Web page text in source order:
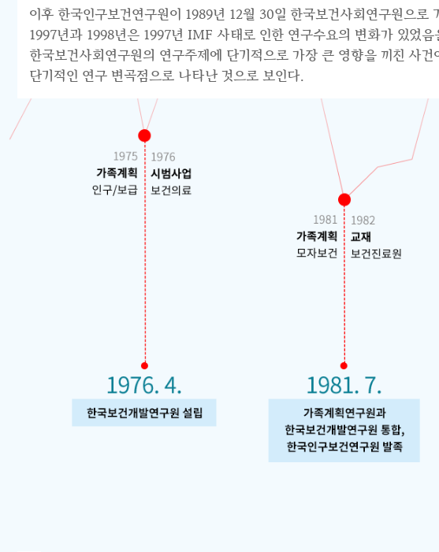
이후 한국인구보건연구원이 1989년 12월 30일 한국보건사회연구원으
1997년과 1998년은 1997년 IMF 사태로 인한 연구수요의 변화가 있었
한국보건사회연구원의 연구주제에 단기적으로 가장 큰 영향을 끼친 사
단기적인 연구 변곡점으로 나타난 것으로 보인다.